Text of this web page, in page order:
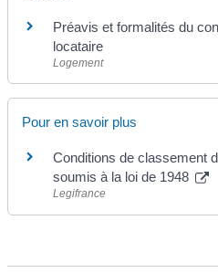
Préavis et formalités du
locataire
Logement
Pour en savoir plus
Conditions de classement
soumis à la loi de 1948
Legifrance